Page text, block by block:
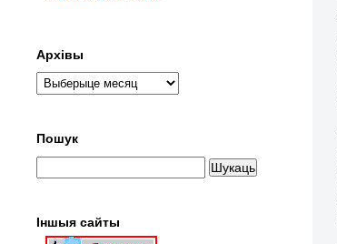
Архівы
Пошук
Іншыя сайты